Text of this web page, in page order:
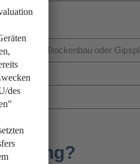
wie Trockenbau oder